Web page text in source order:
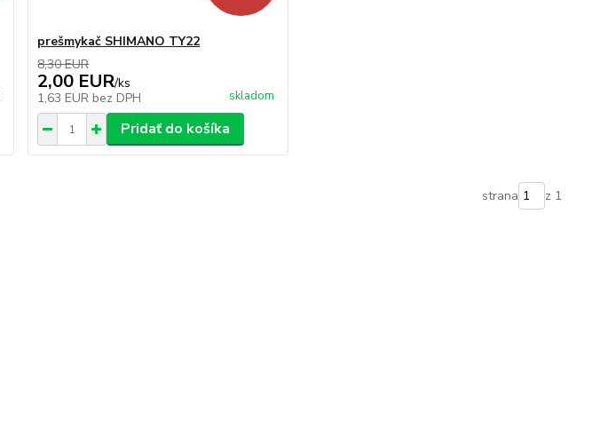
prešmykač SHIMANO TY22
8,30 EUR
2,00 EUR/ks
1,63 EUR bez DPH skladom
Pridať do košíka
strana z 1